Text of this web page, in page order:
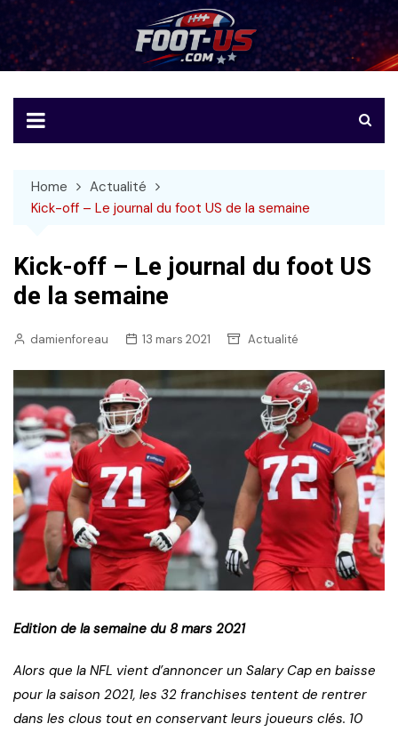
to
content
Foot-US
Le football américain en français
Home
Actualité
Kick-off – Le journal du foot US de la semaine
Kick-off – Le journal du foot US
de la semaine
damienforeau 13 mars 2021 Actualité
Edition de la semaine du 8 mars 2021
Alors que la NFL vient d’annoncer un Salary Cap en baisse
pour la saison 2021, les 32 franchises tentent de rentrer
dans les clous tout en conservant leurs joueurs clés. 10